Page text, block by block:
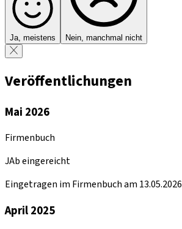
Ja, meistens Nein, manchmal nicht
Veröffentlichungen
Mai 2026
Firmenbuch
JAb eingereicht
Eingetragen im Firmenbuch am 13.05.2026
April 2025